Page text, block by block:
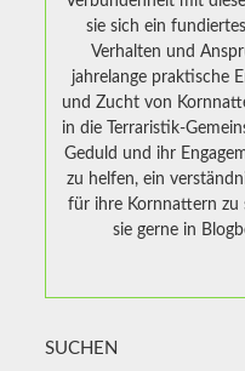
sie sich ein
Verhalten und
jahrelange praktische
und Zucht von
in die Terraristik-
Geduld und ihr
zu helfen, ein
für ihre Kornnattern zu
sie gerne in
SUCHEN